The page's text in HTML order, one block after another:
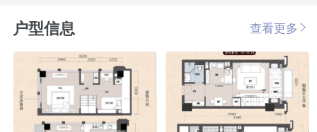
户型信息 查看更多